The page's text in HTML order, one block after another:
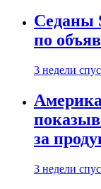
Седаны
по
3 недели
за
3 недели